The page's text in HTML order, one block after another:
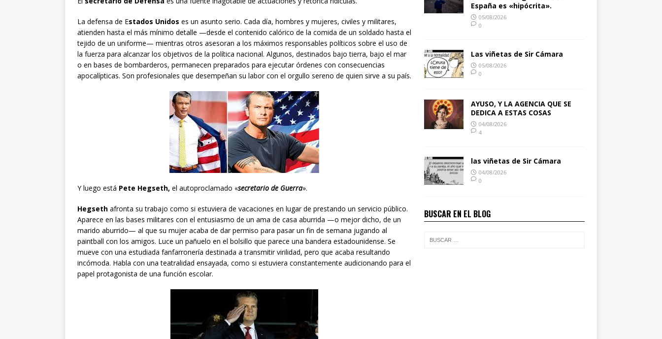
La defensa de Estados Unidos es un asunto serio. Cada día, hombres y mujeres, civiles y militares,
atienden hasta el más mínimo detalle —desde el contenido calórico de la comida de un soldado hasta el
tejido de un uniforme— mientras otros asesoran a los máximos responsables políticos sobre el uso de
la fuerza para alcanzar los objetivos de la política nacional. Algunos, destinados bajo tierra, bajo el mar
o en bases de bombarderos, permanecen preparados para ejecutar órdenes con consecuencias
apocalípticas. Son profesionales que desempeñan su labor con el orgullo sereno de quien sirve a su país.
Y luego está Pete Hegseth, el autoproclamado «secretario de Guerra».
Hegseth afronta su trabajo como si estuviera de vacaciones en lugar de prestando un servicio público.
Aparece en las bases militares con el entusiasmo de un ama de casa aburrida —o mejor dicho, de un
marido aburrido— al que su mujer acaba de dar permiso para pasar un fin de semana jugando al
paintball con los amigos. Luce un pañuelo en el bolsillo que parece una bandera estadounidense. Se
mueve con una estudiada fanfarronería destinada a transmitir virilidad, pero que acaba resultando
incómoda. Habla con una teatralidad ensayada, como si estuviera constantemente audicionando para el
papel protagonista de una función escolar.
España es «hipócrita».
05/08/2026
0
Las viñetas de Sir Cámara
05/08/2026
0
AYUSO, Y LA AGENCIA QUE SE
DEDICA A ESTAS COSAS
04/08/2026
4
las viñetas de Sir Cámara
04/08/2026
0
BUSCAR EN EL BLOG